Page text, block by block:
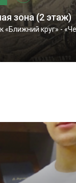
зона (2 этаж)
«Ближний круг» -